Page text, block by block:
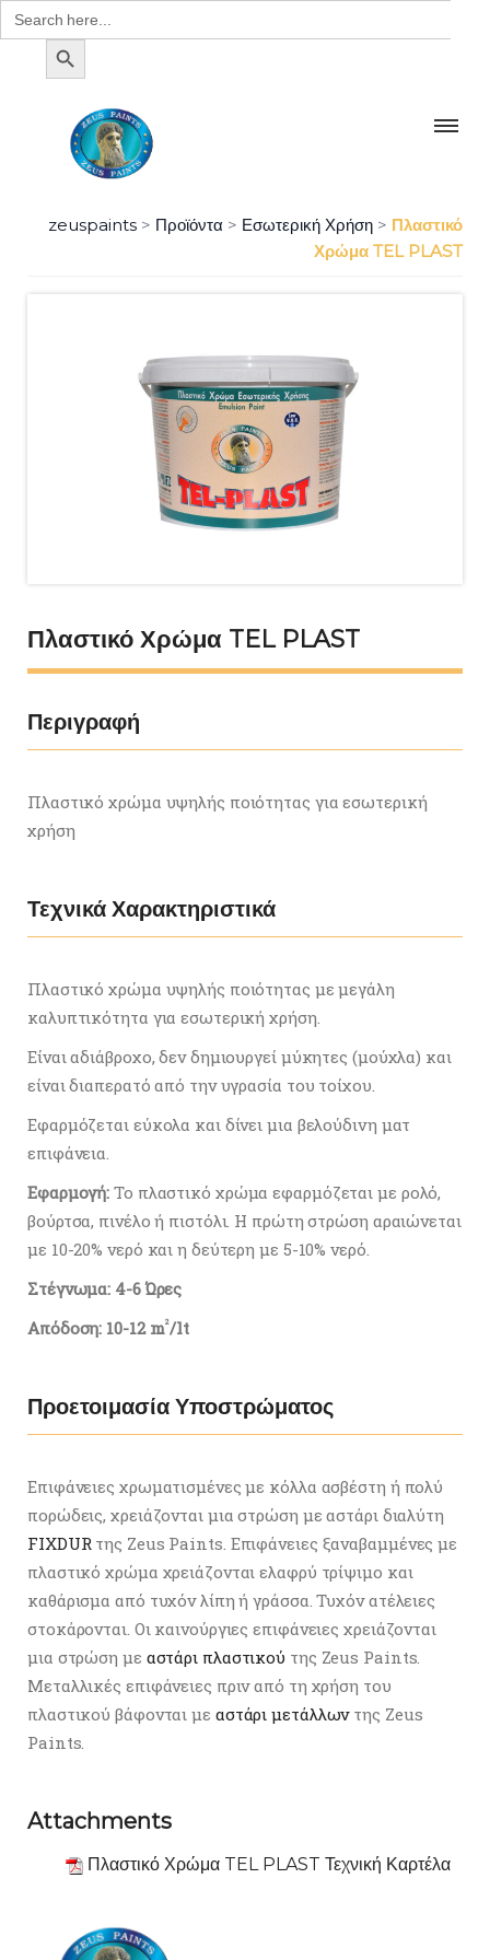
Search
for:
SEARCH BUTTON
zeuspaints > Προϊόντα > Εσωτερική Χρήση > Πλαστικό
Χρώμα TEL PLAST
Πλαστικό Χρώμα TEL PLAST
Περιγραφή
Πλαστικό χρώμα υψηλής ποιότητας για εσωτερική
χρήση
Τεχνικά Χαρακτηριστικά
Πλαστικό χρώμα υψηλής ποιότητας με μεγάλη
καλυπτικότητα για εσωτερική χρήση.
Είναι αδιάβροχο, δεν δημιουργεί μύκητες (μούχλα) και
είναι διαπερατό από την υγρασία του τοίχου.
Εφαρμόζεται εύκολα και δίνει μια βελούδινη ματ
επιφάνεια.
Εφαρμογή: Το πλαστικό χρώμα εφαρμόζεται με ρολό,
βούρτσα, πινέλο ή πιστόλι. Η πρώτη στρώση αραιώνεται
με 10-20% νερό και η δεύτερη με 5-10% νερό.
Στέγνωμα: 4-6 Ώρες
Απόδοση: 10-12 m2/lt
Προετοιμασία Υποστρώματος
Επιφάνειες χρωματισμένες με κόλλα ασβέστη ή πολύ
πορώδεις, χρειάζονται μια στρώση με αστάρι διαλύτη
FIXDURτης Zeus Paints. Επιφάνειες ξαναβαμμένες με
πλαστικό χρώμα χρειάζονται ελαφρύ τρίψιμο και
καθάρισμα από τυχόν λίπη ή γράσσα. Τυχόν ατέλειες
στοκάρονται. Οι καινούργιες επιφάνειες χρειάζονται
μια στρώση με αστάρι πλαστικού της Zeus Paints.
Μεταλλικές επιφάνειες πριν από τη χρήση του
πλαστικού βάφονται με αστάρι μετάλλωντης Zeus
Paints.
Attachments
Πλαστικό Χρώμα TEL PLAST Τεχνική Καρτέλα